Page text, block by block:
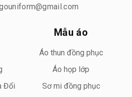
Đổi
Mẫu áo
Áo thun đồng phục
Áo họp lớp
Sơ mi đồng phục